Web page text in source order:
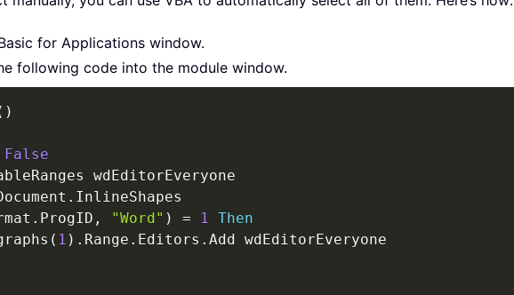
for Applications window.
following code into the module window.
)
False
. InlineShapes
. ProgID , "Word" ) = 1 Then
( 1 ) . Range . Editors . Add wdEditorEveryone